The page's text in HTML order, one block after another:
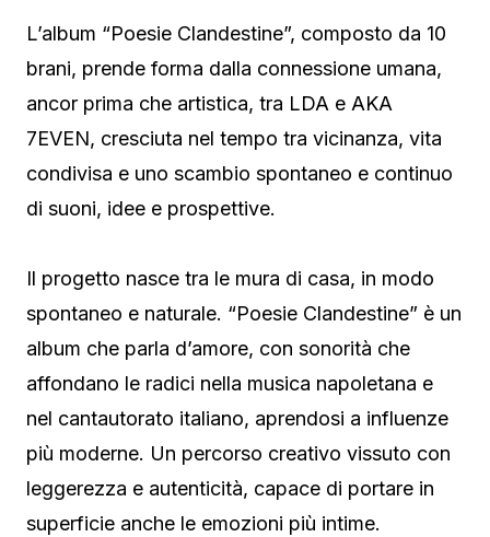
L’album “Poesie Clandestine”, composto da 10
brani, prende forma dalla connessione umana,
ancor prima che artistica, tra LDA e AKA
7EVEN, cresciuta nel tempo tra vicinanza, vita
condivisa e uno scambio spontaneo e continuo
di suoni, idee e prospettive.
Il progetto nasce tra le mura di casa, in modo
spontaneo e naturale. “Poesie Clandestine” è un
album che parla d’amore, con sonorità che
affondano le radici nella musica napoletana e
nel cantautorato italiano, aprendosi a influenze
più moderne. Un percorso creativo vissuto con
leggerezza e autenticità, capace di portare in
superficie anche le emozioni più intime.